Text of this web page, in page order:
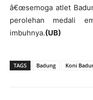
â€œsemoga atlet
perolehan medali
imbuhnya.(UB)
TAGS Badung Koni